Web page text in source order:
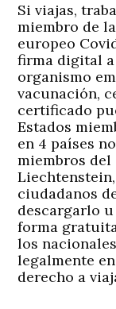
Si viajas,
miembro de
europeo
firma digital
organismo
vacunación,
certificado
Estados
en 4 países
miembros del
ciudadanos
descargarlo
forma
los
legalmente
derecho a